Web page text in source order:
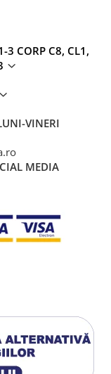
3 CORP C8, CL1,
VINERI
MEDIA